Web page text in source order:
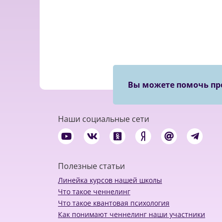
Вы можете помочь
Наши социальные сети
Полезные статьи
Линейка курсов нашей школы
Что такое ченнелинг
Что такое квантовая психология
Как понимают ченнелинг наши участники